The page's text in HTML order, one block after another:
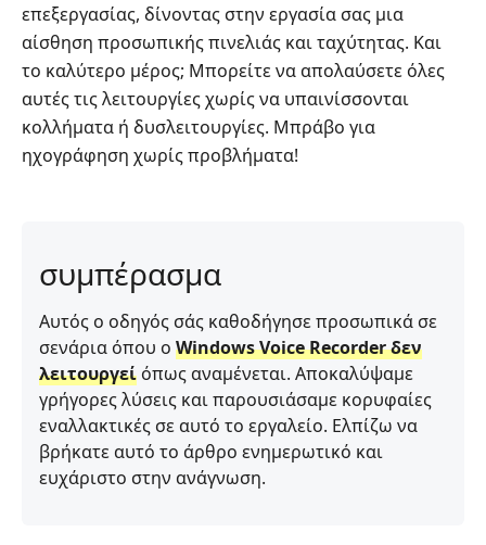
επεξεργασίας, δίνοντας στην εργασία σας μια
αίσθηση προσωπικής πινελιάς και ταχύτητας. Και
το καλύτερο μέρος; Μπορείτε να απολαύσετε όλες
αυτές τις λειτουργίες χωρίς να υπαινίσσονται
κολλήματα ή δυσλειτουργίες. Μπράβο για
ηχογράφηση χωρίς προβλήματα!
συμπέρασμα
Αυτός ο οδηγός σάς καθοδήγησε προσωπικά σε
σενάρια όπου ο Windows Voice Recorder δεν
λειτουργεί όπως αναμένεται. Αποκαλύψαμε
γρήγορες λύσεις και παρουσιάσαμε κορυφαίες
εναλλακτικές σε αυτό το εργαλείο. Ελπίζω να
βρήκατε αυτό το άρθρο ενημερωτικό και
ευχάριστο στην ανάγνωση.